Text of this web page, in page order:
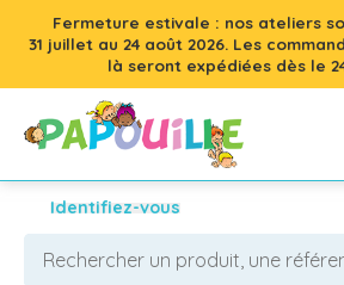
Fermeture estivale : nos ateliers
31 juillet au 24 août 2026. Les
là seront expédiées dès le
Identifiez-vous